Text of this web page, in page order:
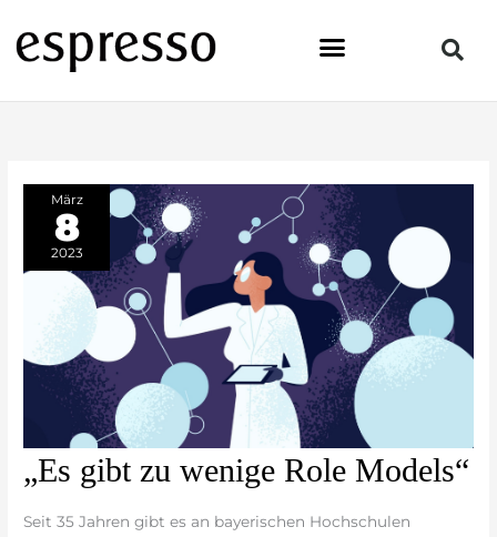
Inhalt
springen
März
8
2023
„Es gibt zu wenige Role Models“
Seit 35 Jahren gibt es an bayerischen Hochschulen
„Es
gibt
zu